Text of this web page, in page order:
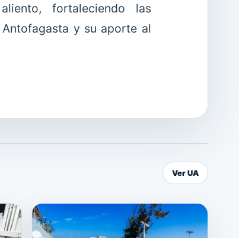
fortaleciendo las
y su aporte al
Ver UA